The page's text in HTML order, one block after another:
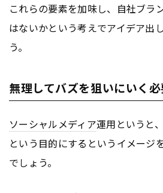
これらの要素を加味し、自社ブラ
はないかという考えでアイデア出
う。
無理してバズを狙いにいく
ソーシャルメディア運用というと
という目的にするというイメージ
でしょう。